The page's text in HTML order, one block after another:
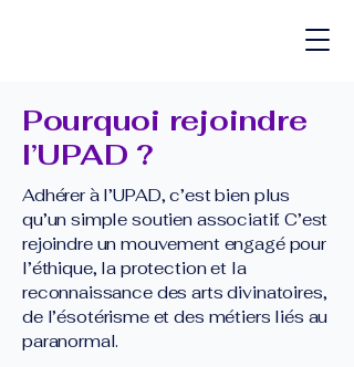
Pourquoi rejoindre
l’UPAD ?
Adhérer à l’UPAD, c’est bien plus
qu’un simple soutien associatif. C’est
rejoindre un mouvement engagé pour
l’éthique, la protection et la
reconnaissance des arts divinatoires,
de l’ésotérisme et des métiers liés au
paranormal.